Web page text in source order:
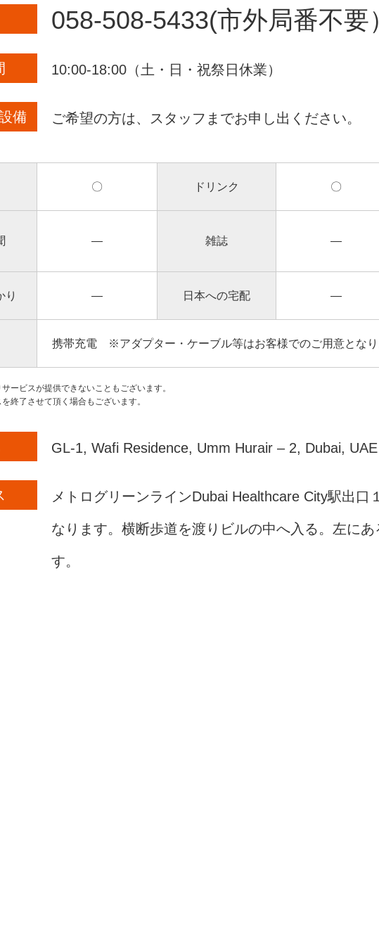
058-508-5433(市外局番不要
10:00-18:00（土・日・祝祭日休業）
備 ご希望の方は、スタッフまでお申し出ください。
〇 ドリンク 〇
― 雑誌 ―
り ― 日本への宅配 ―
携帯充電 ※アダプター・ケーブル等はお客様でのご用意とな
ービスが提供できないこともございます。
終了させて頂く場合もございます。
GL-1, Wafi Residence, Umm Hurair – 2, Dubai, UAE
メトログリーンラインDubai Healthcare City駅出口
なります。横断歩道を渡りビルの中へ入る。左に
す。